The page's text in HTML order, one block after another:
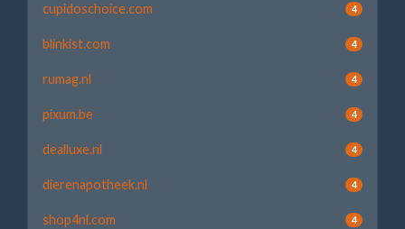
cupidoschoice.com 4
blinkist.com 4
rumag.nl 4
pixum.be 4
dealluxe.nl 4
dierenapotheek.nl 4
shop4nl.com 4